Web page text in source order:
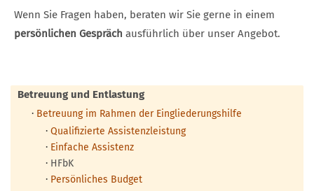
Wenn Sie Fragen haben, beraten wir Sie gerne in einem
persönlichen Gespräch ausführlich über unser Angebot.
Betreuung und Entlastung
· Betreuung im Rahmen der Eingliederungshilfe
· Qualifizierte Assistenzleistung
· Einfache Assistenz
· HFbK
· Persönliches Budget